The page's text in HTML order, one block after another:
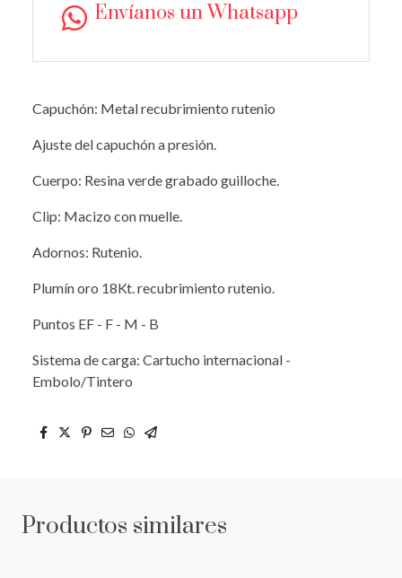
Envíanos un Whatsapp
Capuchón: Metal recubrimiento rutenio
Ajuste del capuchón a presión.
Cuerpo: Resina verde grabado guilloche.
Clip: Macizo con muelle.
Adornos: Rutenio.
Plumín oro 18Kt. recubrimiento rutenio.
Puntos EF - F - M - B
Sistema de carga: Cartucho internacional -
Embolo/Tintero
Productos similares